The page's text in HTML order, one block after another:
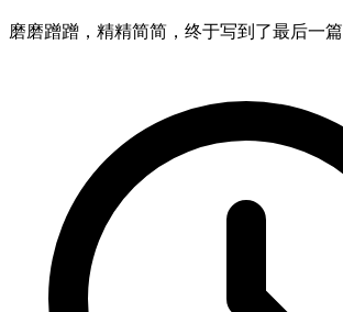
磨磨蹭蹭，精精简简，终于写到了最后一篇